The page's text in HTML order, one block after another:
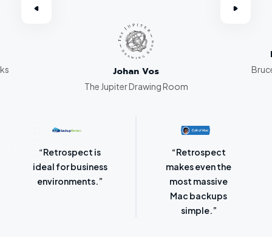
all hands down.”
Johan Vos
The Jupiter Drawing Room
“Retrospect for
Mac is bursting
with backup
“Laser-sharp
focus on
protecting
SMBs.”